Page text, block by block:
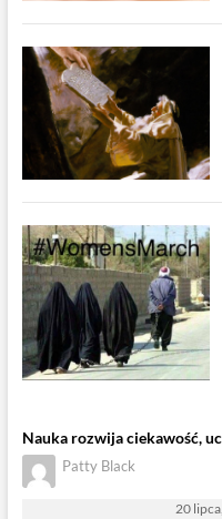
Nauka rozwija ciekawość,
Patty Black
20